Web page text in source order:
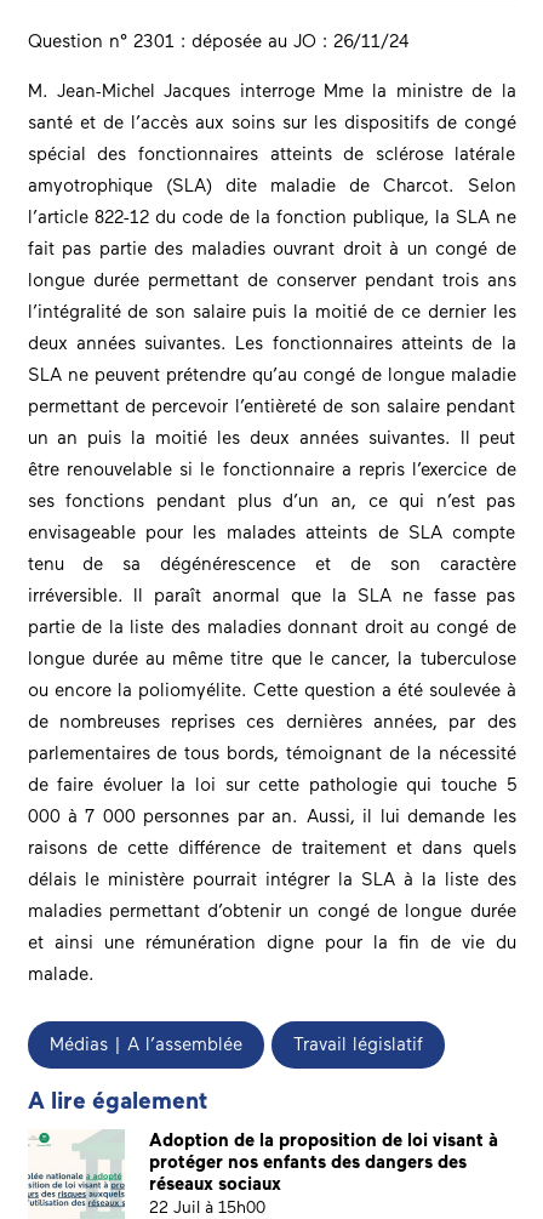
Question n° 2301 : déposée au JO : 26/11/24
M. Jean-Michel Jacques interroge Mme la ministre de la
santé et de l’accès aux soins sur les dispositifs de congé
spécial des fonctionnaires atteints de sclérose latérale
amyotrophique (SLA) dite maladie de Charcot. Selon
l’article 822-12 du code de la fonction publique, la SLA ne
fait pas partie des maladies ouvrant droit à un congé de
longue durée permettant de conserver pendant trois ans
l’intégralité de son salaire puis la moitié de ce dernier les
deux années suivantes. Les fonctionnaires atteints de la
SLA ne peuvent prétendre qu’au congé de longue maladie
permettant de percevoir l’entièreté de son salaire pendant
un an puis la moitié les deux années suivantes. Il peut
être renouvelable si le fonctionnaire a repris l’exercice de
ses fonctions pendant plus d’un an, ce qui n’est pas
envisageable pour les malades atteints de SLA compte
tenu de sa dégénérescence et de son caractère
irréversible. Il paraît anormal que la SLA ne fasse pas
partie de la liste des maladies donnant droit au congé de
longue durée au même titre que le cancer, la tuberculose
ou encore la poliomyélite. Cette question a été soulevée à
de nombreuses reprises ces dernières années, par des
parlementaires de tous bords, témoignant de la nécessité
de faire évoluer la loi sur cette pathologie qui touche 5
000 à 7 000 personnes par an. Aussi, il lui demande les
raisons de cette différence de traitement et dans quels
délais le ministère pourrait intégrer la SLA à la liste des
maladies permettant d’obtenir un congé de longue durée
et ainsi une rémunération digne pour la fin de vie du
malade.
Médias | A l’assemblée Travail législatif
A lire également
Adoption de la proposition de loi visant à
protéger nos enfants des dangers des
réseaux sociaux
22 Juil à 15h00